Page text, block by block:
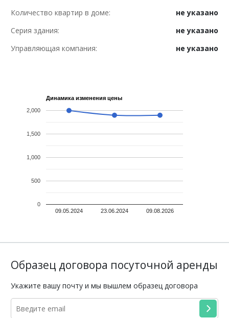
Количество квартир в доме:
не указано
Серия здания:
не указано
Управляющая компания:
не указано
Динамика изменения цены
09.05.2024 23.06.2024 09.08.2026
0
500
1,000
1,500
2,000
Образец договора посуточной аренды
Укажите вашу почту и мы вышлем образец договора